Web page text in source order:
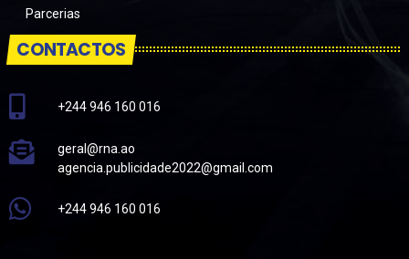
Parcerias
CONTACTOS
+244 946 160 016
geral@rna.ao
agencia.publicidade2022@gmail.com
+244 946 160 016